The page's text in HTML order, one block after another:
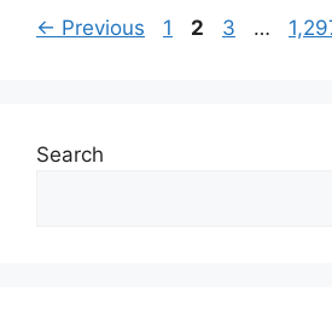
← Previous Page
1 Page
2 Page
3 …
Search